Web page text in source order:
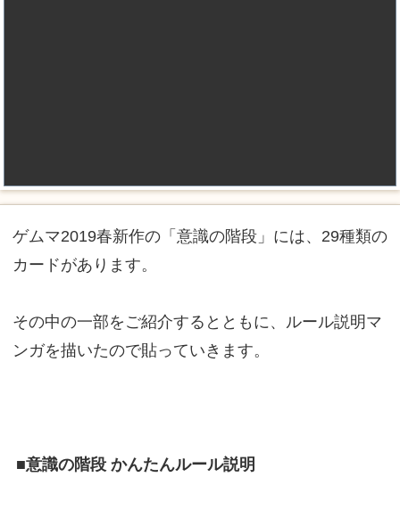
ゲムマ2019春新作の「意識の階段」には、29種類の
カードがあります。
その中の一部をご紹介するとともに、ルール説明マ
ンガを描いたので貼っていきます。
■意識の階段 かんたんルール説明